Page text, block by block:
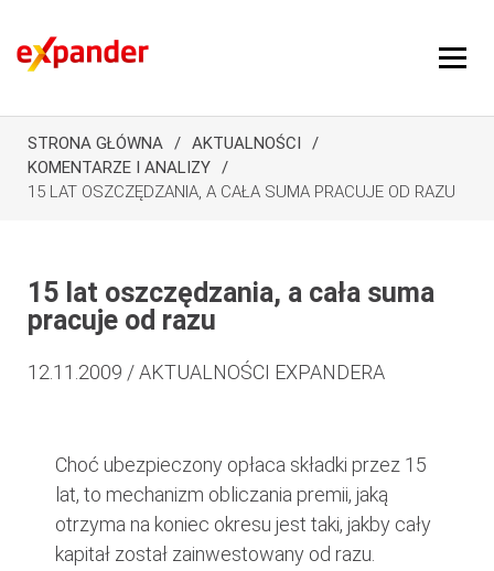
STRONA GŁÓWNA
AKTUALNOŚCI
KOMENTARZE I ANALIZY
15 LAT OSZCZĘDZANIA, A CAŁA SUMA PRACUJE OD RAZU
15 lat oszczędzania, a cała suma
pracuje od razu
12.11.2009 / AKTUALNOŚCI EXPANDERA
Choć ubezpieczony opłaca składki przez 15
lat, to mechanizm obliczania premii, jaką
otrzyma na koniec okresu jest taki, jakby cały
kapitał został zainwestowany od razu.